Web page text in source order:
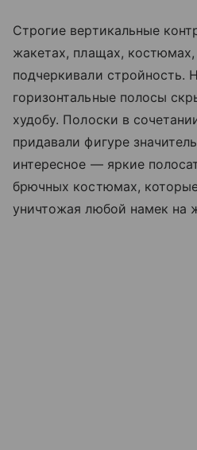
Строгие вертикальные
жакетах, плащах, костюмах,
подчеркивали стройность.
горизонтальные полосы
худобу. Полоски в
придавали фигуре
интересное — яркие
брючных костюмах,
уничтожая любой намек на